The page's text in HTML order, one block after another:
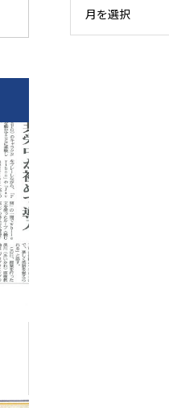
月を選択